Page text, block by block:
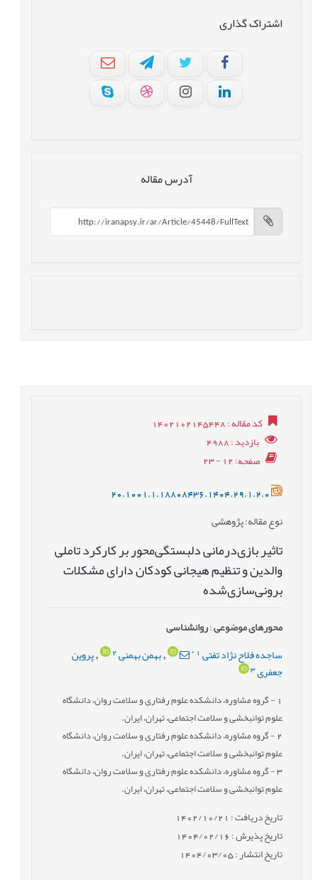
اشتراک گذاری
آدرس مقاله
کد مقاله: 1402102145448
بازدید: 4988
صفحه: 12 - 23
20.1001.1.18808436.1404.29.1.2.0
نوع مقاله: پژوهشی
تاثیر بازی‌درمانی دلبستگی‌محور بر کارکرد ‌تاملی
‌والدین و تنظیم‌ هیجانی کودکان دارای مشکلات
برونی‌سازی‌شده
محورهای موضوعی:روانشناسی
ساجده فلاح نژاد تفتی *
,بهمن بهمنی 2
,پروین
جعفری 3
- گروه مشاوره، دانشکده علوم رفتاری و سلامت روان، دانشگاه
علوم توانبخشی و سلامت اجتماعی، تهران، ایران.
2- گروه مشاوره، دانشکده علوم رفتاری و سلامت روان، دانشگاه
علوم توانبخشی و سلامت اجتماعی، تهران، ایران.
3- گروه مشاوره، دانشکده علوم رفتاری و سلامت روان، دانشگاه
علوم توانبخشی و سلامت اجتماعی، تهران، ایران.
تاریخ دریافت : 1402/10/21
تاریخ پذیرش : 1404/02/16
تاریخ انتشار : 1404/03/05